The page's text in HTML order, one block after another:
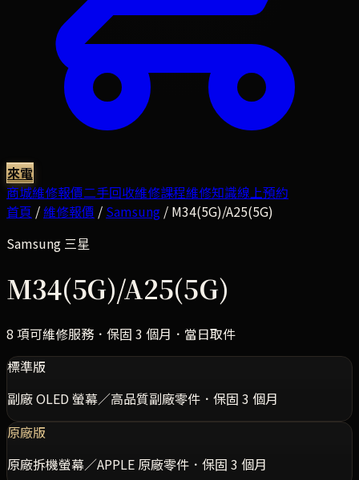
來電
商城維修報價二手回收維修課程維修知識線上預約
首頁 /維修報價 / Samsung / M34(5G)/A25(5G)
Samsung 三星
M34(5G)/A25(5G)
8 項可維修服務．保固 3 個月．當日取件
標準版
副廠 OLED 螢幕／高品質副廠零件．保固 3 個月
原廠版
原廠拆機螢幕／APPLE 原廠零件．保固 3 個月